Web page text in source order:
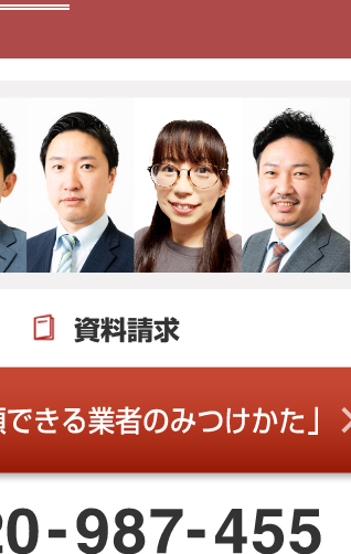
資料請求